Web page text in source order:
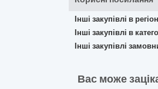
Інші закупівлі в
Інші закупівлі в
Інші закупівлі
Вас може